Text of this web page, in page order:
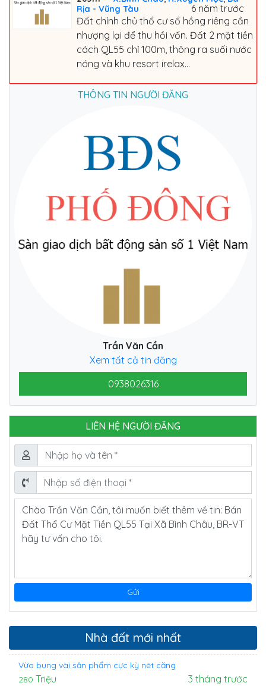
Rịa - Vũng Tàu
6 năm trước
Đất chính chủ thổ cư sổ hồng riêng cần
nhượng lại để thu hồi vốn. Đất 2 mặt tiền
cách QL55 chỉ 100m, thông ra suối nước
nóng và khu resort irelax...
THÔNG TIN NGƯỜI ĐĂNG
Trần Văn Cần
Xem tất cả tin đăng
0938026316
LIÊN HỆ NGƯỜI ĐĂNG
Nhà đất mới nhất
Vừa bung vài săn phẩm cực kỳ nét căng
280 Triệu 3 tháng trước